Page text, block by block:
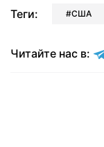
Теги: США
Читайте нас в: